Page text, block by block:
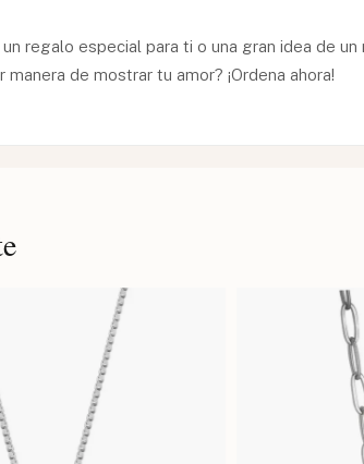
regalo especial para ti o una gran idea de
manera de mostrar tu amor? ¡Ordena ahora!